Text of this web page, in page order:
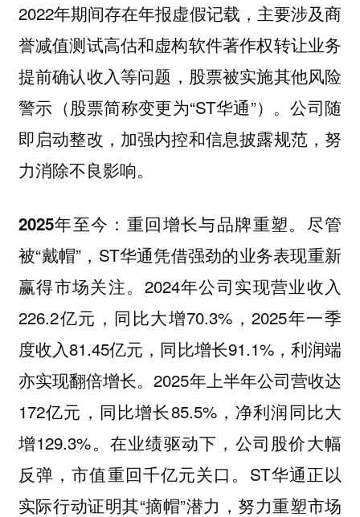
2022年期间存在年报虚假记载，主要涉及商
誉减值测试高估和虚构软件著作权转让业务
提前确认收入等问题，股票被实施其他风险
警示（股票简称变更为“ST华通”）。公司随
即启动整改，加强内控和信息披露规范，努
力消除不良影响。
2025年至今：重回增长与品牌重塑。 尽管
被“戴帽”，ST华通凭借强劲的业务表现重新
赢得市场关注。2024年公司实现营业收入
226.2亿元，同比大增70.3%，2025年一季
度收入81.45亿元，同比增长91.1%，利润端
亦实现翻倍增长。2025年上半年公司营收达
172亿元，同比增长85.5%，净利润同比大
增129.3%。在业绩驱动下，公司股价大幅
反弹，市值重回千亿元关口。ST华通正以
实际行动证明其“摘帽”潜力，努力重塑市场